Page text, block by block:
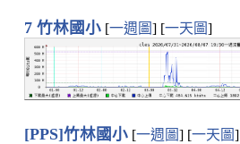
7 竹林國小 [一週圖] [一天圖]
[PPS]竹林國小 [一週圖] [一天圖]